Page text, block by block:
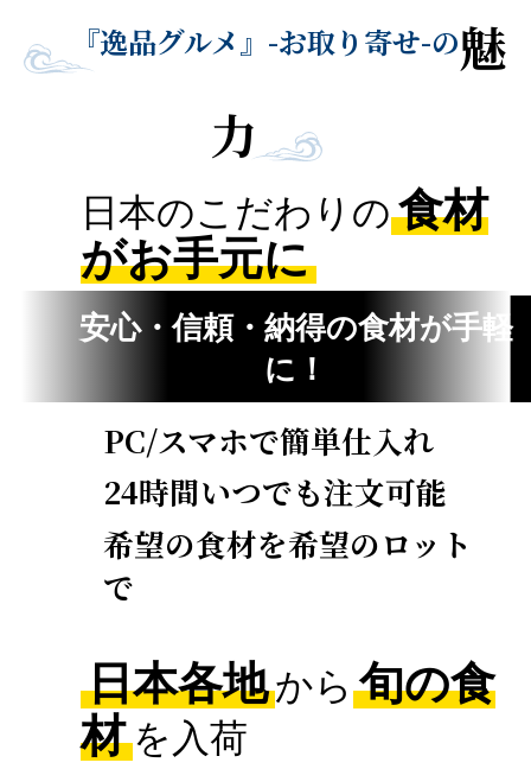
『逸品グルメ』-お取り寄せ-の魅
力
日本のこだわりの 食材
がお手元に
安心・信頼・納得の食材が手軽
に！
PC/スマホで簡単仕入れ
24時間いつでも注文可能
希望の食材を希望のロット
で
日本各地から 旬の食
材を入荷